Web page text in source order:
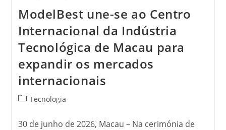
Do
Trocador
De
Calor
ModelBest une-se ao Centro
Internacional da Indústria
Tecnológica de Macau para
expandir os mercados
internacionais
Categoria
post:
Tecnologia
30 de junho de 2026, Macau – Na cerimónia de